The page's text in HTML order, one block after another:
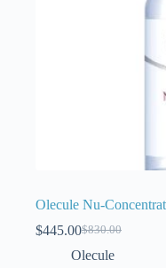
Olecule Nu-
$830.00
$445.00
Olecule